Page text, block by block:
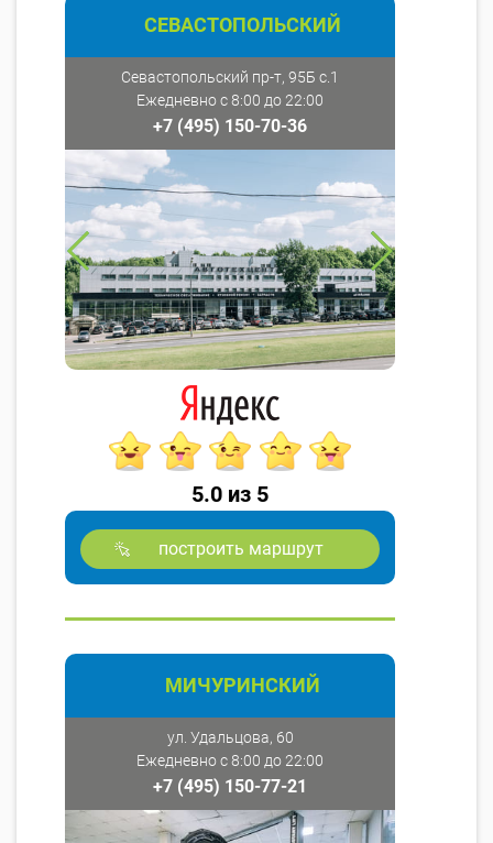
СЕВАСТОПОЛЬСКИЙ
Севастопольский пр-т, 95Б с.1
Ежедневно с 8:00 до 22:00
+7 (495) 150-70-36
5.0 из 5
построить маршрут
МИЧУРИНСКИЙ
ул. Удальцова, 60
Ежедневно с 8:00 до 22:00
+7 (495) 150-77-21